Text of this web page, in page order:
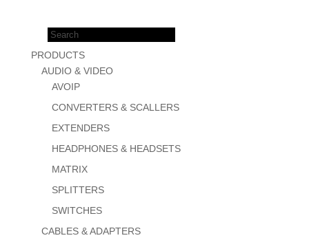
Products
PRODUCTS
AUDIO & VIDEO
AVOIP
CONVERTERS & SCALLERS
EXTENDERS
HEADPHONES & HEADSETS
MATRIX
SPLITTERS
SWITCHES
CABLES & ADAPTERS